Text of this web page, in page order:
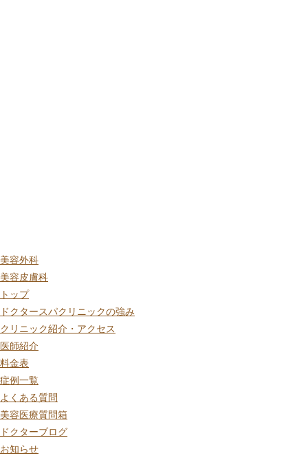
美容外科
美容皮膚科
トップ
ドクタースパクリニックの強み
クリニック紹介・アクセス
医師紹介
料金表
症例一覧
よくある質問
美容医療質問箱
ドクターブログ
お知らせ